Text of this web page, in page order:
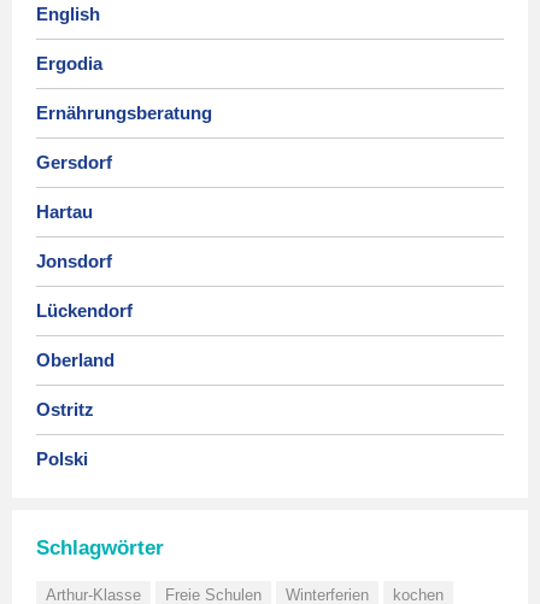
English
Ergodia
Ernährungsberatung
Gersdorf
Hartau
Jonsdorf
Lückendorf
Oberland
Ostritz
Polski
Schlagwörter
Arthur-Klasse Freie Schulen Winterferien
kochen